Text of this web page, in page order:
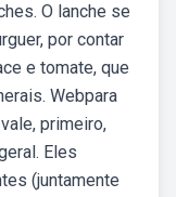
O lanche se
por contar
e tomate, que
Webpara
primeiro,
Eles
(juntamente